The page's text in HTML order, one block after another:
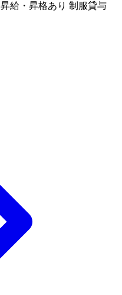
昇給・昇格あり 制服貸与